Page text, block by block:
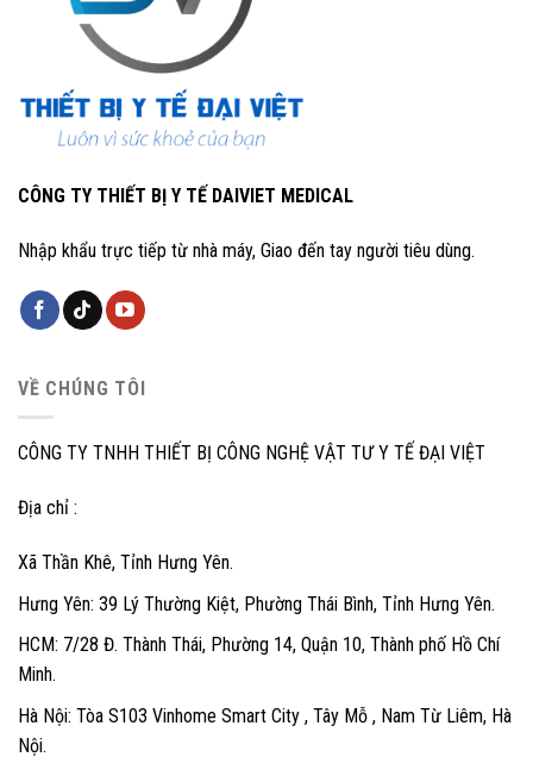
CÔNG TY THIẾT BỊ Y TẾ DAIVIET MEDICAL
Nhập khẩu trực tiếp từ nhà máy, Giao đến tay người tiêu dùng.
VỀ CHÚNG TÔI
CÔNG TY TNHH THIẾT BỊ CÔNG NGHỆ VẬT TƯ Y TẾ ĐẠI VIỆT
Địa chỉ :
Xã Thần Khê, Tỉnh Hưng Yên.
Hưng Yên: 39 Lý Thường Kiệt, Phường Thái Bình, Tỉnh Hưng Yên.
HCM: 7/28 Đ. Thành Thái, Phường 14, Quận 10, Thành phố Hồ Chí
Minh.
Hà Nội: Tòa S103 Vinhome Smart City , Tây Mỗ , Nam Từ Liêm, Hà
Nội.